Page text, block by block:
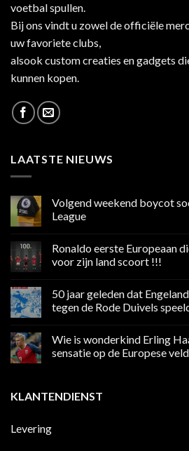
voetbal spullen.
Bij ons vindt u zowel de officiële
uw favoriete clubs,
alsook custom creaties en gadgets
kunnen kopen.
LAATSTE NIEUWS
Volgend weekend boycot
League
op
weekend
media
in
Premier
Ronaldo eerste Europeaan
voor zijn land scoort !!!
op
Ronaldo
eerste
meer
100
land
scoort
50 jaar geleden dat
tegen de Rode Duivels
op
jaar
nog
eens
tegen
Wie is wonderkind Erling
sensatie op de Europese
Wie
is
Haaland,
KLANTENDIENST
Levering